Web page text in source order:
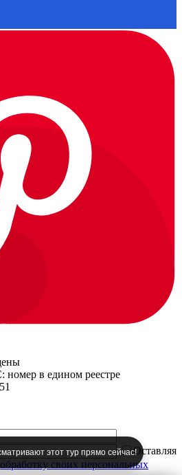
этот тур прямо сейчас!
в едином реестре
Оставляя
обработку своих персональных